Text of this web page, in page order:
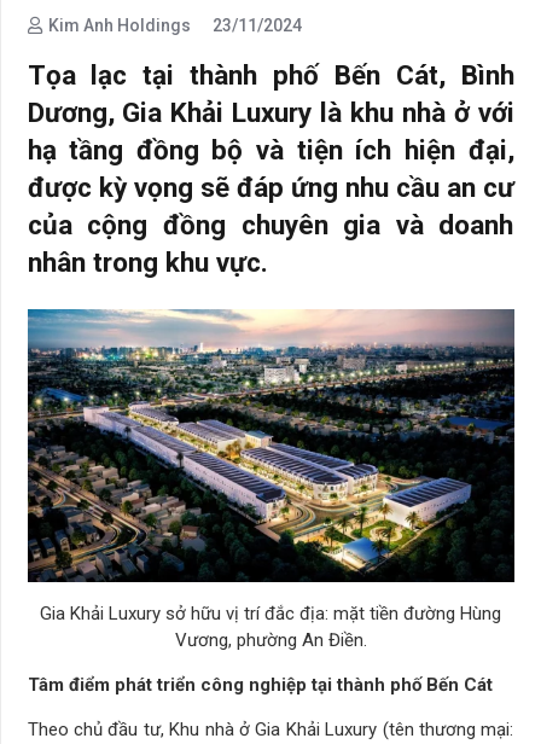
Kim Anh Holdings 23/11/2024
Tọa lạc tại thành phố Bến Cát, Bình
Dương, Gia Khải Luxury là khu nhà ở với
hạ tầng đồng bộ và tiện ích hiện đại,
được kỳ vọng sẽ đáp ứng nhu cầu an cư
của cộng đồng chuyên gia và doanh
nhân trong khu vực.
Gia Khải Luxury sở hữu vị trí đắc địa: mặt tiền đường Hùng
Vương, phường An Điền.
Tâm điểm phát triển công nghiệp tại thành phố Bến Cát
Theo chủ đầu tư, Khu nhà ở Gia Khải Luxury (tên thương mại: